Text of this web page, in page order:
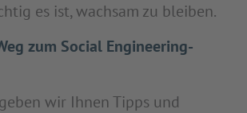
es ist, wachsam zu bleiben.
zum Social Engineering-
wir Ihnen Tipps und